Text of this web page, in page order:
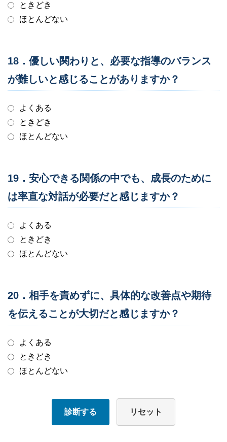
ときどき
ほとんどない
18．優しい関わりと、必要な指導のバランス
が難しいと感じることがありますか？
よくある
ときどき
ほとんどない
19．安心できる関係の中でも、成長のために
は率直な対話が必要だと感じますか？
よくある
ときどき
ほとんどない
20．相手を責めずに、具体的な改善点や期待
を伝えることが大切だと感じますか？
よくある
ときどき
ほとんどない
診断する リセット